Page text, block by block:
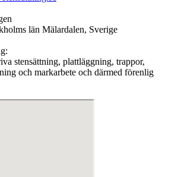
län Mälardalen, Sverige
stensättning, plattläggning, trappor,
och markarbete och därmed förenlig